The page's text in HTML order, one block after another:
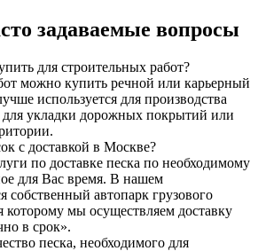
задаваемые вопросы
для строительных работ?
можно купить речной или карьерный
используется для производства
для укладки дорожных покрытий или
с доставкой в Москве?
по доставке песка по необходимому
для Вас время. В нашем
собственный автопарк грузового
которому мы осуществляем доставку
в срок».
песка, необходимого для